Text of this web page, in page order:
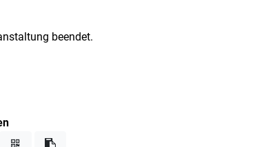
beendet.